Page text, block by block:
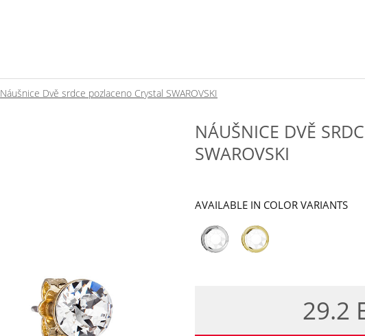
Náušnice Dvě srdce pozlaceno Crystal SWAROVSKI
NÁUŠNICE DVĚ
SWAROVSKI
AVAILABLE IN COLOR VARIANTS
29.2